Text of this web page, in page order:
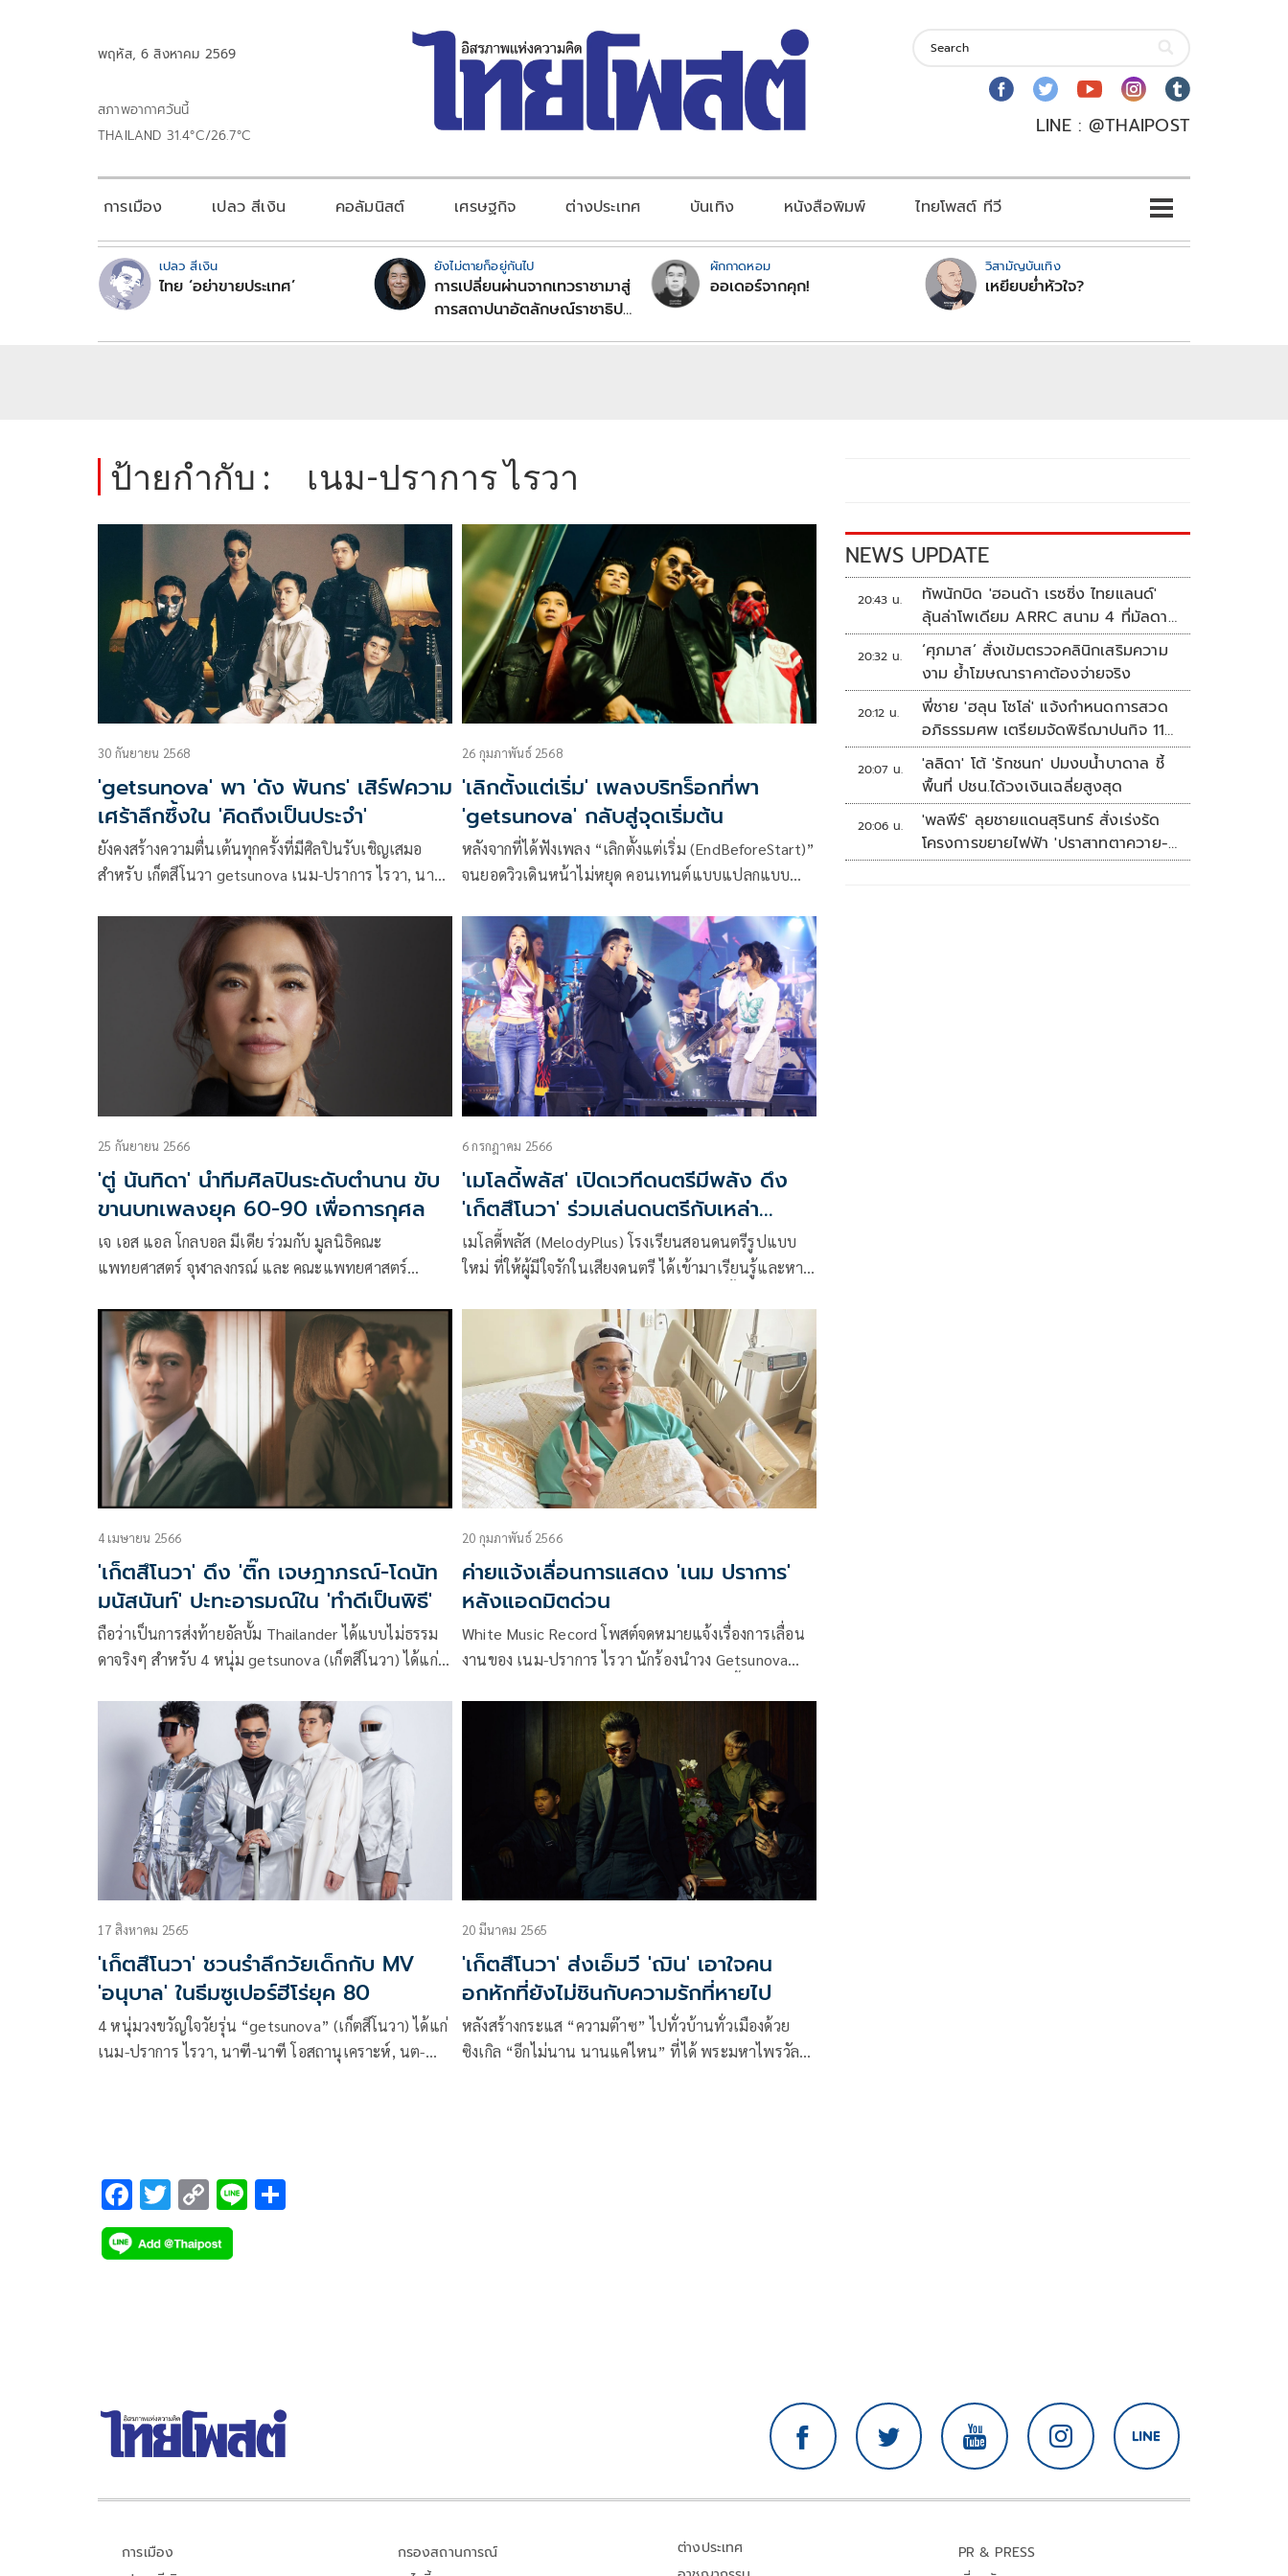
พฤหัส, 6 สิงหาคม 2569
สภาพอากาศวันนี้
THAILAND 31.4°C/26.7°C
LINE : @THAIPOST
การเมือง เปลว สีเงิน คอลัมนิสต์ เศรษฐกิจ ต่างประเทศ บันเทิง หนังสือพิมพ์ ไทยโพสต์ ทีวี
เปลว สีเงิน
ไทย ‘อย่าขายประเทศ’
ยังไม่ตายก็อยู่กันไป
การเปลี่ยนผ่านจากเทวราชามาสู่
การสถาปนาอัตลักษณ์ราชาธิป
ผักกาดหอม
ออเดอร์จากคุก!
วิสามัญบันเทิง
เหยียบย่ำหัวใจ?
ป้ายกำกับ : เนม-ปราการ ไรวา
30 กันยายน 2568
'getsunova' พา 'ดัง พันกร' เสิร์ฟความ
เศร้าลึกซึ้งใน 'คิดถึงเป็นประจำ'
ยังคงสร้างความตื่นเต้นทุกครั้งที่มีศิลปินรับเชิญเสมอ
สำหรับ เก็ตสึโนวา getsunova เนม-ปราการ ไรวา, นาฑี-
ไปร์ท-คมฆเดช แสงวัฒนาโรจน์ วงดนตรีเทสต์ดีจากค่าย
White Music ในเครือ GMM Music ที่ทำเพลงได้ทัชใจคน
26 กุมภาพันธ์ 2568
'เลิกตั้งแต่เริ่ม' เพลงบริทร็อกที่พา
'getsunova' กลับสู่จุดเริ่มต้น
หลังจากที่ได้ฟังเพลง “เลิกตั้งแต่เริ่ม (EndBeforeStart)”
จนยอดวิวเดินหน้าไม่หยุด คอนเทนต์แบบแปลกแบบ
getsunova (เก็ตสึโนวา)
25 กันยายน 2566
'ตู่ นันทิดา' นำทีมศิลปินระดับตำนาน ขับ
ขานบทเพลงยุค 60-90 เพื่อการกุศล
เจ เอส แอล โกลบอล มีเดีย ร่วมกับ มูลนิธิคณะ
แพทยศาสตร์ จุฬาลงกรณ์ และ คณะแพทยศาสตร์
สภากาชาดไทย พร้อมด้วย บมจ.ชาญอิสสระ ดีเวล็อปเม
นท์ พันธมิตรจิตอาสา จัดคอนเสิร์ตการกุศล แพทย์จุฬาฯ
Charity Happy Melody Concert #6789 ทศวรรษแห่ง
ดนตรี พร้อมขนทัพศิลปินระดับตำนาน
6 กรกฎาคม 2566
'เมโลดี้พลัส' เปิดเวทีดนตรีมีพลัง ดึง
'เก็ตสึโนวา' ร่วมเล่นดนตรีกับเหล่า
นักเรียน
เมโลดี้พลัส (MelodyPlus) โรงเรียนสอนดนตรีรูปแบบ
ใหม่ ที่ให้ผู้มีใจรักในเสียงดนตรี ได้เข้ามาเรียนรู้และหา
สากล และได้ใช้หลักสูตรจากสหรัฐอเมริกา มาใช้ในการ
เรียนการสอน เป็นหลักสูตรระดับมาตรฐานสากล โดย ผู้
บริหารสาวเก่ง นันทรัตน์ โมนฤมิตร ผู้อำนวยการและ
กรรมการผู้บริหาร เปิดเวทีให้นักเรียนทุกสาขาได้แสดง
ความสามารถทางดนตรี ใน งาน M-Fest 3 M Fest
Music is power ดนตรีมีพลัง
4 เมษายน 2566
'เก็ตสึโนวา' ดึง 'ติ๊ก เจษฎาภรณ์-โดนัท
มนัสนันท์' ปะทะอารมณ์ใน 'ทำดีเป็นพิธี'
ถือว่าเป็นการส่งท้ายอัลบั้ม Thailander ได้แบบไม่ธรรม
ดาจริงๆ สำหรับ 4 หนุ่ม getsunova (เก็ตสึโนวา) ได้แก่
สถานุเคราะห์, ไปร์ท-คมฆเดช แสงวัฒนาโรจน์ สังกัด
ไวท์มิวสิก ในเครือ จีเอ็มเอ็ม แกรมมี่ฯ กับการที่ได้ ติ๊ก
เจษฎาภรณ์ และ โดนัท มนัสนันท์ พระ-นางแถวหน้า
แห่งยุค Y2K มาร่วมแสดงมิวสิควิดีโอให้ด้วยในซิงเกิล
“ทำดีเป็นพิธี”
20 กุมภาพันธ์ 2566
ค่ายแจ้งเลื่อนการแสดง 'เนม ปราการ'
หลังแอดมิตด่วน
White Music Record โพสต์จดหมายแจ้งเรื่องการเลื่อน
งานของ เนม-ปราการ ไรวา นักร้องนำวง Getsunova
ต้องเข้ารับการรักษาตัวด่วน
17 สิงหาคม 2565
'เก็ตสึโนวา' ชวนรำลึกวัยเด็กกับ MV
'อนุบาล' ในธีมซูเปอร์ฮีโร่ยุค 80
4 หนุ่มวงขวัญใจวัยรุ่น “getsunova” (เก็ตสึโนวา) ได้แก่
เนม-ปราการ ไรวา, นาฑี-นาฑี โอสถานุเคราะห์, นต-
จะแกร่งแค่ไหน แต่พอเป็นเรื่องรักก็ช้ำหนักทุกที
20 มีนาคม 2565
'เก็ตสึโนวา' ส่งเอ็มวี 'ฌิน' เอาใจคน
อกหักที่ยังไม่ชินกับความรักที่หายไป
หลังสร้างกระแส “ความต๊าซ” ไปทั่วบ้านทั่วเมืองด้วย
ซิงเกิล “อีกไม่นาน นานแค่ไหน” ที่ได้ พระมหาไพรวัลย์
F
ac
e
T
wi
tt
C
o
p
Li
NEWS UPDATE
20:43 น.
ทัพนักบิด 'ฮอนด้า เรซซิ่ง ไทยแลนด์'
ลุ้นล่าโพเดียม ARRC สนาม 4 ที่มัลดาลิ
กา
20:32 น.
‘ศุภมาส’ สั่งเข้มตรวจคลินิกเสริมความ
งาม ย้ำโฆษณาราคาต้องจ่ายจริง
20:12 น.
พี่ชาย 'ฮลุน โซโล่' แจ้งกำหนดการสวด
อภิธรรมศพ เตรียมจัดพิธีฌาปนกิจ 11
ส.ค.
20:07 น.
'ลลิดา' โต้ 'รักชนก' ปมงบน้ำบาดาล ชี้
พื้นที่ ปชน.ได้วงเงินเฉลี่ยสูงสุด
20:06 น.
'พลพีร์' ลุยชายแดนสุรินทร์ สั่งเร่งรัด
โครงการขยายไฟฟ้า 'ปราสาทตาควาย-
เนิน 350'
การเมือง
กรองสถานการณ์
ต่างประเทศ
PR & PRESS